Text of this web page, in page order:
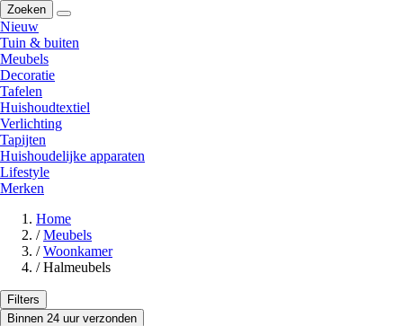
Zoeken
Nieuw
Tuin & buiten
Meubels
Decoratie
Tafelen
Huishoudtextiel
Verlichting
Tapijten
Huishoudelijke apparaten
Lifestyle
Merken
Home
/ Meubels
/ Woonkamer
/ Halmeubels
Filters
Binnen 24 uur verzonden